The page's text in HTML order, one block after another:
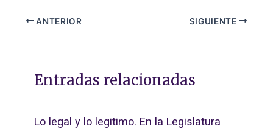
ANTERIOR SIGUIENTE
Entradas relacionadas
Lo legal y lo legitimo. En la Legislatura